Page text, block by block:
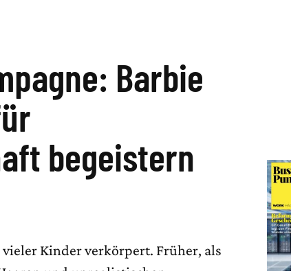
Barbie
begeistern
Kinder verkörpert. Früher, als